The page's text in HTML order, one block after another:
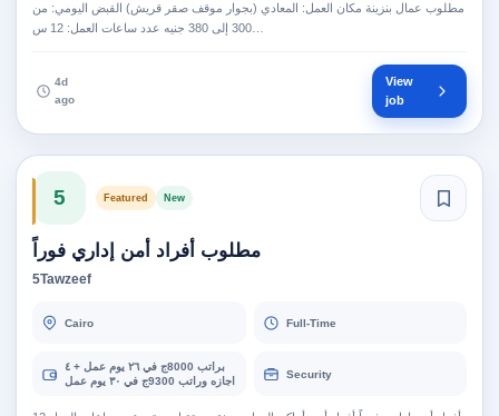
مطلوب عمال بنزينة مكان العمل: المعادي (بجوار موقف صقر قريش) القبض اليومي: من
4d
ago
View
job
5 Featured New
مطلوب أفراد أمن إداري فوراً
5Tawzeef
Cairo Full-Time
براتب 8000ج في ٢٦ يوم عمل + ٤
اجازه وراتب 9300ج في ٣٠ يوم عمل
Security